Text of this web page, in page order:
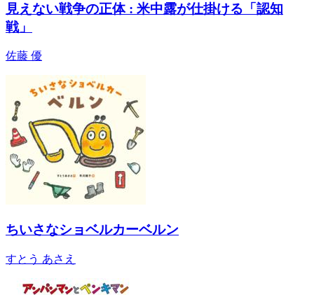
見えない戦争の正体 : 米中露が仕掛ける「認知
戦」
佐藤 優
ちいさなショベルカーベルン
すとう あさえ